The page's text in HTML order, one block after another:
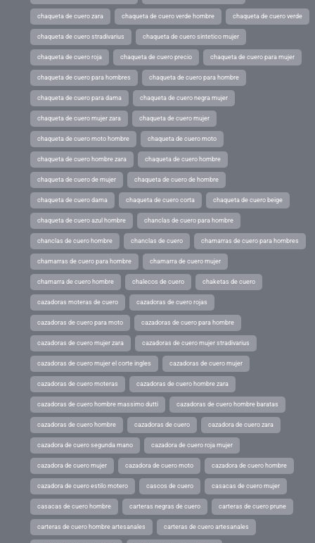
chaqueta de cuero zara chaqueta de cuero verde hombre chaqueta de cuero verde
chaqueta de cuero stradivarius chaqueta de cuero sintetico mujer
chaqueta de cuero roja chaqueta de cuero precio chaqueta de cuero para mujer
chaqueta de cuero para hombres chaqueta de cuero para hombre
chaqueta de cuero para dama chaqueta de cuero negra mujer
chaqueta de cuero mujer zara chaqueta de cuero mujer
chaqueta de cuero moto hombre chaqueta de cuero moto
chaqueta de cuero hombre zara chaqueta de cuero hombre
chaqueta de cuero de mujer chaqueta de cuero de hombre
chaqueta de cuero dama chaqueta de cuero corta chaqueta de cuero beige
chaqueta de cuero azul hombre chanclas de cuero para hombre
chanclas de cuero hombre chanclas de cuero chamarras de cuero para hombres
chamarras de cuero para hombre chamarra de cuero mujer
chamarra de cuero hombre chalecos de cuero chaketas de cuero
cazadoras moteras de cuero cazadoras de cuero rojas
cazadoras de cuero para moto cazadoras de cuero para hombre
cazadoras de cuero mujer zara cazadoras de cuero mujer stradivarius
cazadoras de cuero mujer el corte ingles cazadoras de cuero mujer
cazadoras de cuero moteras cazadoras de cuero hombre zara
cazadoras de cuero hombre massimo dutti cazadoras de cuero hombre baratas
cazadoras de cuero hombre cazadoras de cuero cazadora de cuero zara
cazadora de cuero segunda mano cazadora de cuero roja mujer
cazadora de cuero mujer cazadora de cuero moto cazadora de cuero hombre
cazadora de cuero estilo motero cascos de cuero casacas de cuero mujer
casacas de cuero hombre carteras negras de cuero carteras de cuero prune
carteras de cuero hombre artesanales carteras de cuero artesanales